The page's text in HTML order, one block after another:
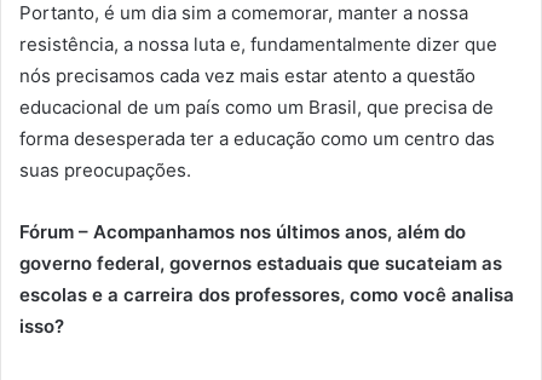
Portanto, é um dia sim a comemorar, manter a nossa
resistência, a nossa luta e, fundamentalmente dizer que
nós precisamos cada vez mais estar atento a questão
educacional de um país como um Brasil, que precisa de
forma desesperada ter a educação como um centro das
suas preocupações.
Fórum – Acompanhamos nos últimos anos, além do
governo federal, governos estaduais que sucateiam as
escolas e a carreira dos professores, como você analisa
isso?